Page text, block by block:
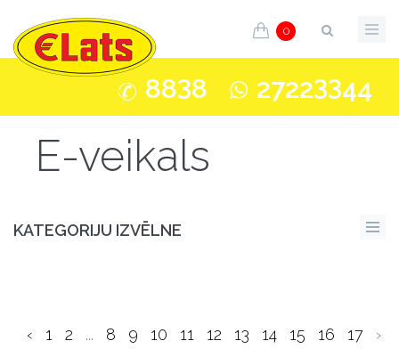
0
8838 27223344
E-veikals
KATEGORIJU IZVĒLNE
‹ 1 2 ... 8 9 10 11 12 13 14 15 16 17 ›